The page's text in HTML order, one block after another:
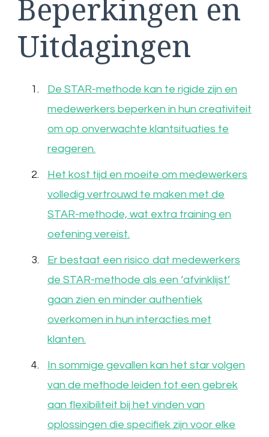
Beperkingen en
Uitdagingen
De STAR-methode kan te rigide zijn en
medewerkers beperken in hun creativiteit
om op onverwachte klantsituaties te
reageren.
Het kost tijd en moeite om medewerkers
volledig vertrouwd te maken met de
STAR-methode, wat extra training en
oefening vereist.
Er bestaat een risico dat medewerkers
de STAR-methode als een ‘afvinklijst’
gaan zien en minder authentiek
overkomen in hun interacties met
klanten.
In sommige gevallen kan het star volgen
van de methode leiden tot een gebrek
aan flexibiliteit bij het vinden van
oplossingen die specifiek zijn voor elke